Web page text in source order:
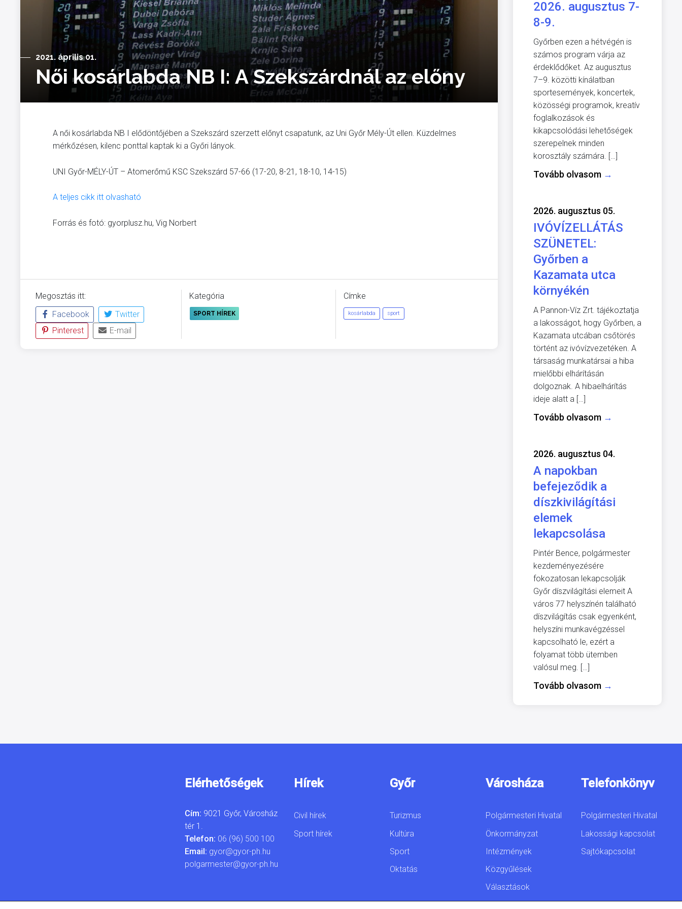
2021. április 01.
Női kosárlabda NB I: A Szekszárdnál az előny
A női kosárlabda NB I elődöntőjében a Szekszárd szerzett előnyt csapatunk, az Uni Győr Mély-Út ellen. Küzdelmes
mérkőzésen, kilenc ponttal kaptak ki a Győri lányok.
UNI Győr-MÉLY-ÚT – Atomerőmű KSC Szekszárd 57-66 (17-20, 8-21, 18-10, 14-15)
A teljes cikk itt olvasható
Forrás és fotó: gyorplusz.hu, Vig Norbert
Megosztás itt:
Facebook
Twitter
Pinterest
E-mail
Kategória
SPORT HÍREK
Címke
kosárlabda sport
2026. augusztus 7-
8-9.
Győrben ezen a hétvégén is
számos program várja az
érdeklődőket. Az augusztus
7–9. közötti kínálatban
sportesemények, koncertek,
közösségi programok, kreatív
foglalkozások és
kikapcsolódási lehetőségek
szerepelnek minden
korosztály számára. […]
Tovább olvasom →
2026. augusztus 05.
IVÓVÍZELLÁTÁS
SZÜNETEL:
Győrben a
Kazamata utca
környékén
A Pannon-Víz Zrt. tájékoztatja
a lakosságot, hogy Győrben, a
Kazamata utcában csőtörés
történt az ivóvízvezetéken. A
társaság munkatársai a hiba
mielőbbi elhárításán
dolgoznak. A hibaelhárítás
ideje alatt a […]
Tovább olvasom →
2026. augusztus 04.
A napokban
befejeződik a
díszkivilágítási
elemek
lekapcsolása
Pintér Bence, polgármester
kezdeményezésére
fokozatosan lekapcsolják
Győr díszvilágítási elemeit A
város 77 helyszínén található
díszvilágítás csak egyenként,
helyszíni munkavégzéssel
kapcsolható le, ezért a
folyamat több ütemben
valósul meg. […]
Tovább olvasom →
Elérhetőségek
Cím: 9021 Győr, Városház
tér 1.
Telefon: 06 (96) 500 100
Email: gyor@gyor-ph.hu
polgarmester@gyor-ph.hu
Hírek
Civil hírek
Sport hírek
Győr
Turizmus
Kultúra
Sport
Oktatás
Városháza
Polgármesteri Hivatal
Önkormányzat
Intézmények
Közgyűlések
Választások
Telefonkönyv
Polgármesteri Hivatal
Lakossági kapcsolat
Sajtókapcsolat